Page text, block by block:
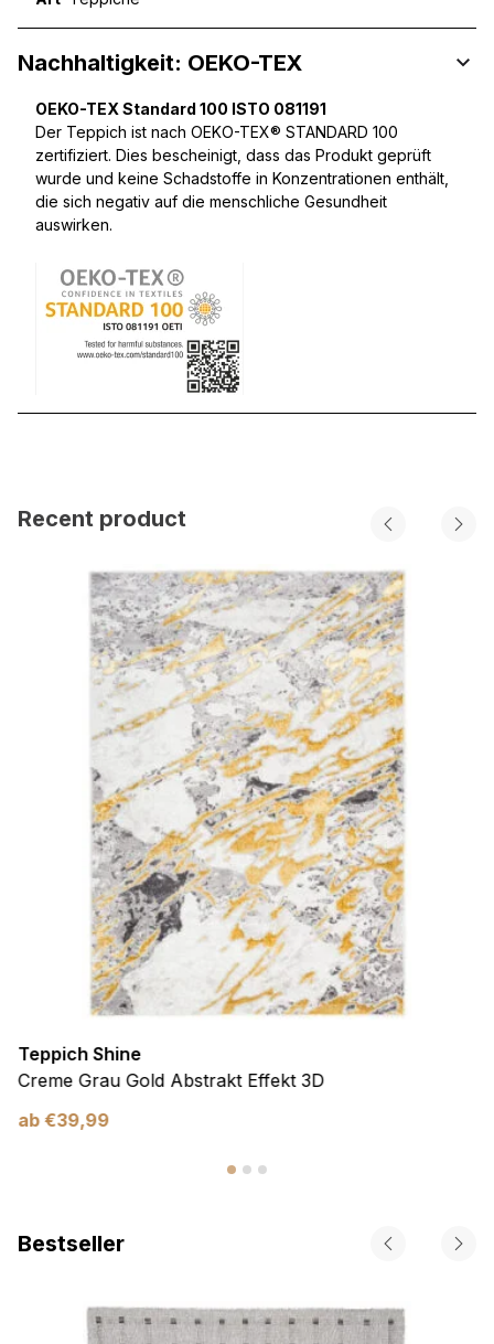
Nachhaltigkeit: OEKO-TEX
OEKO-TEX Standard 100 ISTO 081191
Der Teppich ist nach OEKO-TEX® STANDARD 100
zertifiziert. Dies bescheinigt, dass das Produkt geprüft
wurde und keine Schadstoffe in Konzentrationen enthält,
die sich negativ auf die menschliche Gesundheit
auswirken.
Recent product
Teppich Shine
Creme Grau Gold Abstrakt Effekt 3D
ab €39,99
Bestseller